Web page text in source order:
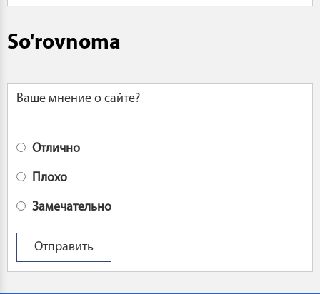
So'rovnoma
Ваше мнение о сайте?
Отлично
Плохо
Замечательно